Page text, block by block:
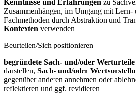
Kenntnisse und Erfahrungen zu
Zusammenhängen, im Umgang mit Lern-
Fachmethoden durch Abstraktion und
Kontexten verwenden
Beurteilen/Sich positionieren
begründete Sach- und/oder Werturteile
darstellen, Sach- und/oder
gegenüber anderen annehmen oder
reflektieren und ggf. revidieren